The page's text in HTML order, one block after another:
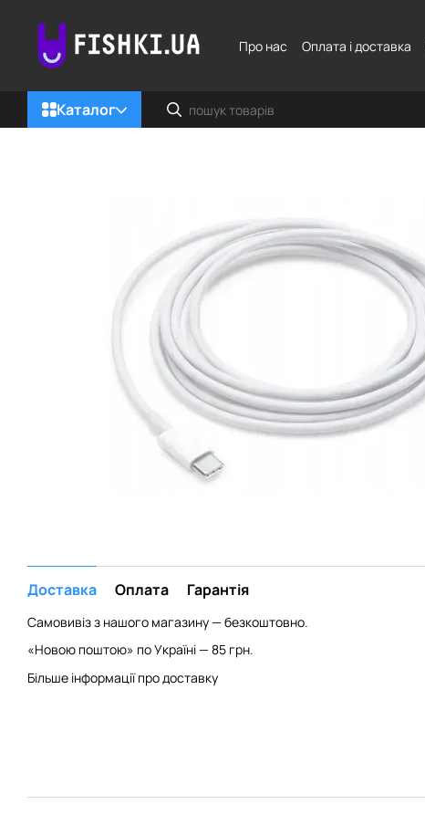
Про нас
Оплата і доставка
Каталог
Доставка Оплата Гарантія
Самовивіз з нашого магазину — безкоштовно.
«Новою поштою» по Україні — 85 грн.
Більше інформації про доставку